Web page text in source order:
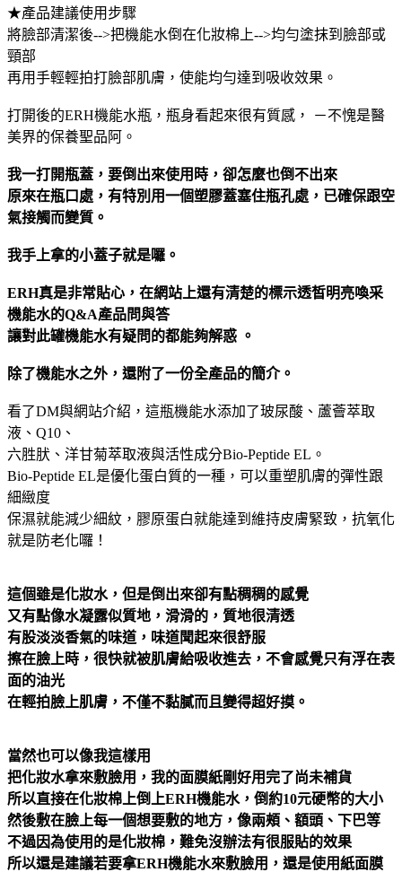
★產品建議使用步驟
將臉部清潔後-->把機能水倒在化妝棉上-->均勻塗抹到臉部或
頸部
再用手輕輕拍打臉部肌膚，使能均勻達到吸收效果。
打開後的ERH機能水瓶，瓶身看起來很有質感， －不愧是醫
美界的保養聖品阿。
我一打開瓶蓋，要倒出來使用時，卻怎麼也倒不出來
原來在瓶口處，有特別用一個塑膠蓋塞住瓶孔處，已確保跟空
氣接觸而變質。
我手上拿的小蓋子就是囉。
ERH真是非常貼心，在網站上還有清楚的標示透皙明亮喚采
機能水的Q&A產品問與答
讓對此罐機能水有疑問的都能夠解惑 。
除了機能水之外，還附了一份全產品的簡介。
看了DM與網站介紹，這瓶機能水添加了玻尿酸、蘆薈萃取
液、Q10、
六胜肰、洋甘菊萃取液與活性成分Bio-Peptide EL。
Bio-Peptide EL是優化蛋白質的一種，可以重塑肌膚的彈性跟
細緻度
保濕就能減少細紋，膠原蛋白就能達到維持皮膚緊致，抗氧化
就是防老化囉！
這個雖是化妝水，但是倒出來卻有點稠稠的感覺
又有點像水凝露似質地，滑滑的，質地很清透
有股淡淡香氣的味道，味道聞起來很舒服
擦在臉上時，很快就被肌膚給吸收進去，不會感覺只有浮在表
面的油光
在輕拍臉上肌膚，不僅不黏膩而且變得超好摸。
當然也可以像我這樣用
把化妝水拿來敷臉用，我的面膜紙剛好用完了尚未補貨
所以直接在化妝棉上倒上ERH機能水，倒約10元硬幣的大小
然後敷在臉上每一個想要敷的地方，像兩頰、額頭、下巴等
不過因為使用的是化妝棉，難免沒辦法有很服貼的效果
所以還是建議若要拿ERH機能水來敷臉用，還是使用紙面膜